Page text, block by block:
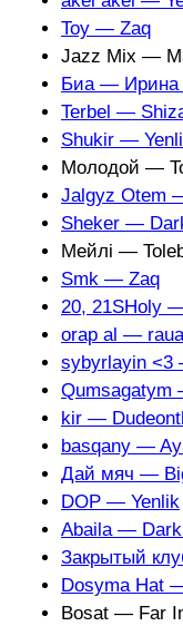
Toy — Zaq
Jazz Mix —
Биа — Ирина
Terbel —
Shukir —
Молодой —
Jalgyz Otem
Sheker —
Мейлі —
Smk — Zaq
20, 21SHoly
orap al —
sybyrlayin <3
Qumsagatym
kir —
basqany —
Дай мяч —
DOP — Yenlik
Abaila —
Закрытый
Dosyma Hat
Bosat — Far